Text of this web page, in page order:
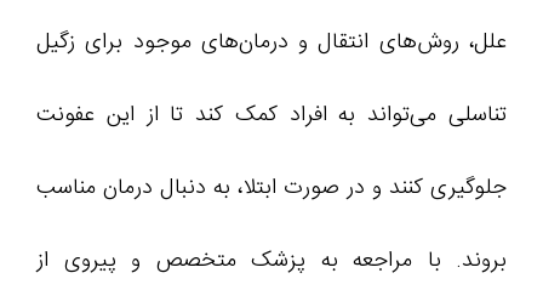
علل، روش‌های انتقال و درمان‌های موجود برای زگیل
تناسلی می‌تواند به افراد کمک کند تا از این عفونت
جلوگیری کنند و در صورت ابتلا، به دنبال درمان مناسب
بروند. با مراجعه به پزشک متخصص و پیروی از